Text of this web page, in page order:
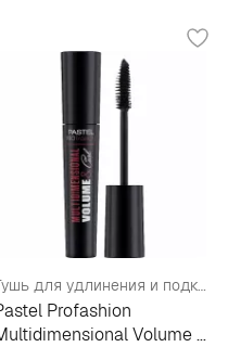
Тушь для удлинения и подкручивания ресниц
Profashion
Volume &